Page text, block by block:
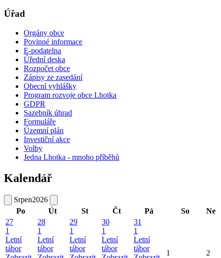
Úřad
Orgány obce
Povinné informace
E-podatelna
Úřední deska
Rozpočet obce
Zápisy ze zasedání
Obecní vyhlášky
Program rozvoje obce Lhotka
GDPR
Sazebník úhrad
Formuláře
Územní plán
Investiční akce
Volby
Jedna Lhotka - mnoho příběhů
Kalendář
Srpen2026
Po
Út St Čt Pá So
Ne
27
1
Letní
tábor
28
1
Letní
tábor
29
1
Letní
tábor
30
1
Letní
tábor
31
1
Letní
tábor
1 2